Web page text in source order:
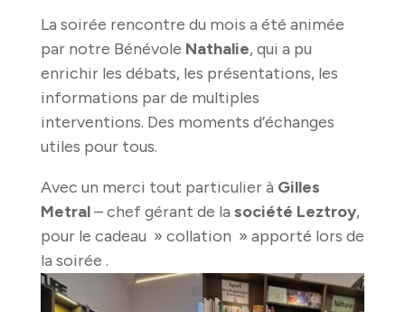
La soirée rencontre du mois a été animée
par notre Bénévole Nathalie, qui a pu
enrichir les débats, les présentations, les
informations par de multiples
interventions. Des moments d’échanges
utiles pour tous.
Avec un merci tout particulier à Gilles
Metral– chef gérant de la société Leztroy,
pour le cadeau » collation » apporté lors de
la soirée .